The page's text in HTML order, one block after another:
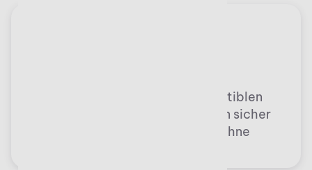
Profitieren Sie von DATEV-kompatiblen
Schnittstellen, um Buchungsdaten sicher
und standardisiert zu erhalten – ohne